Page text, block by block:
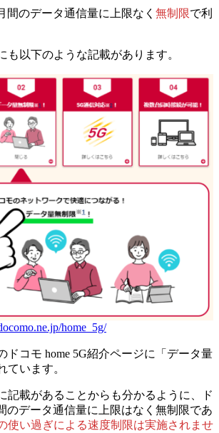
間のデータ通信量に上限なく 無制限で利
も以下のような記載があります。
home_5g/
ドコモ home 5G紹介ページに「データ量
ています。
記載があることからも分かるように、
ド
のデータ通信量に上限はなく無制限であ
使い過ぎによる速度制限は実施されませ